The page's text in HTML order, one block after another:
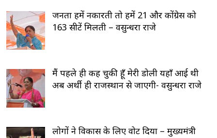
जनता हमें नकारती तो हमें 21 और कोंग्रेस को
163 सीटें मिलती – वसुन्धरा राजे
मैं पहले ही कह चुकी हूँ मेरी डोली यहाँ आई थी
अब अर्थी ही राजस्थान से जाएगी- वसुन्धरा राजे
लोगों ने विकास के लिए वोट दिया – मुख्यमंत्री